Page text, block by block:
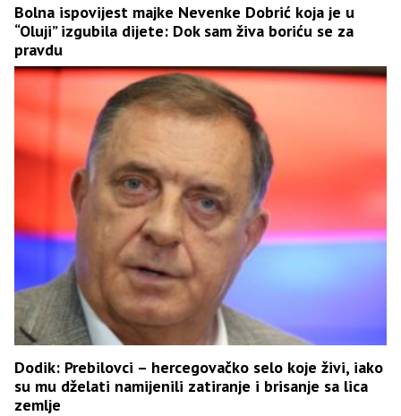
Bolna ispovijest majke Nevenke Dobrić koja je u
“Oluji” izgubila dijete: Dok sam živa boriću se za
pravdu
Dodik: Prebilovci – hercegovačko selo koje živi, iako
su mu dželati namijenili zatiranje i brisanje sa lica
zemlje